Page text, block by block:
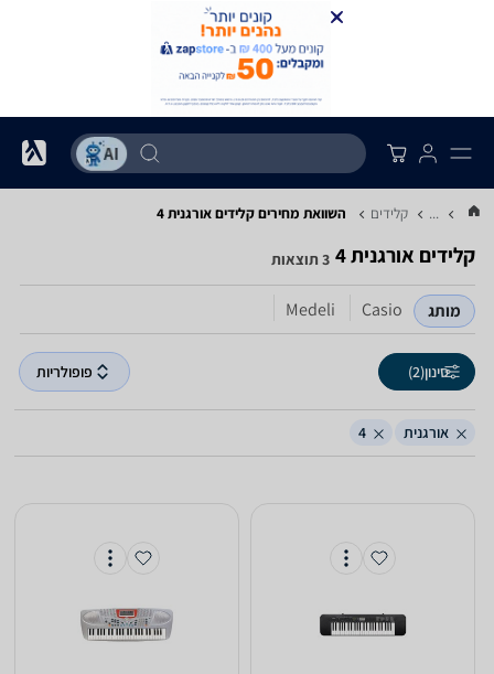
... קלידים השוואת מחירים קלידים ‏אורגנית ‏4
קלידים ‏אורגנית ‏4 3 תוצאות
מותג Casio
Medeli
סינון(2) פופולריות
אורגנית 4